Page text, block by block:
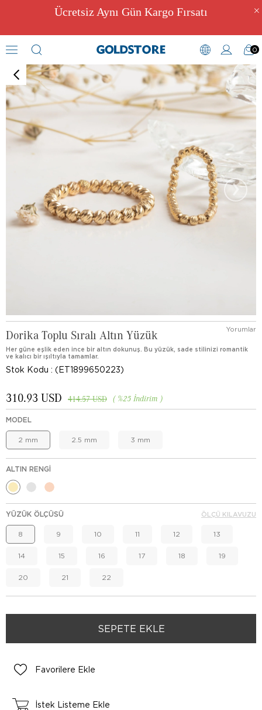
Ücretsiz Aynı Gün Kargo Fırsatı
0
›
Dorika Toplu Sıralı Altın Yüzük Yorumlar
Her güne eşlik eden ince bir altın dokunuş. Bu yüzük, sade stilinizi romantik
ve kalıcı bir ışıltıyla tamamlar.
Stok Kodu (ET1899650223)
%25 İndirim
414.57 USD
310.93 USD
MODEL
2 mm 2.5 mm 3 mm
ALTIN RENGI
YÜZÜK ÖLÇÜSÜ
8 9 10 11 12 13
14 15 16 17 18 19
20 21 22
ÖLÇÜ KILAVUZU
Favorilere Ekle
İstek Listeme Ekle